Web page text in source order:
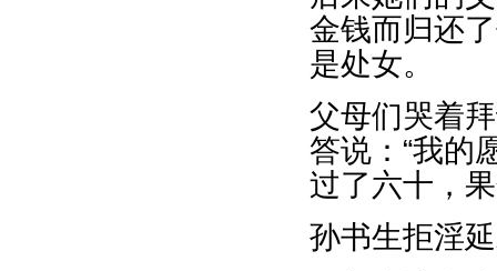
金钱而归还
是处女。
父母们哭着
答说：“我的
过了六十，
孙书生拒淫